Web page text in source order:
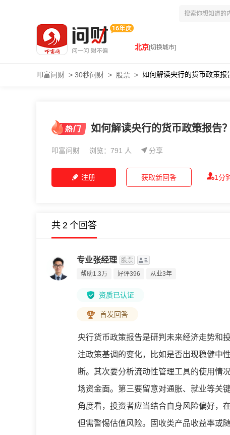
北京[切换城市]
叩富问财 > 30秒问财 > 股票 > 如何解读央行的货币政策报
如何解读央行的货币政策报告？
叩富问财 浏览：791 人 分享
注册 1分
获取新回答
共 2 个回答
专业张经理 股票
帮助1.3万
好评396 从业3年
资质已认证
首发回答
央行货币政策报告是研判未来经济走势和
注政策基调的变化，比如是否出现稳健中
断。其次要分析流动性管理工具的使用情
场资金面。第三要留意对通胀、就业等关
角度看，投资者应当结合自身风险偏好，
但需警惕估值风险。固收类产品收益率或